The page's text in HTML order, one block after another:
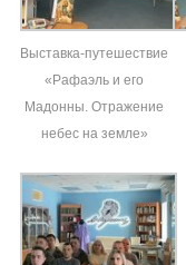
Выставка-путешествие
«Рафаэль и его
Мадонны. Отражение
небес на земле»